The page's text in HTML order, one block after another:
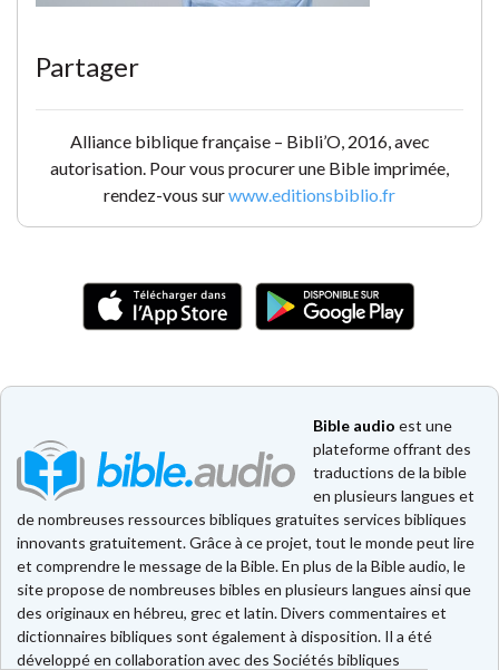
Partager
Alliance biblique française – Bibli’O, 2016, avec
autorisation. Pour vous procurer une Bible imprimée,
rendez-vous surwww.editionsbiblio.fr
Bible audio est une
plateforme offrant des
traductions de la bible
en plusieurs langues et
de nombreuses ressources bibliques gratuites services bibliques
innovants gratuitement. Grâce à ce projet, tout le monde peut lire
et comprendre le message de la Bible. En plus de la Bible audio, le
site propose de nombreuses bibles en plusieurs langues ainsi que
des originaux en hébreu, grec et latin. Divers commentaires et
dictionnaires bibliques sont également à disposition. Il a été
développé en collaboration avec des Sociétés bibliques